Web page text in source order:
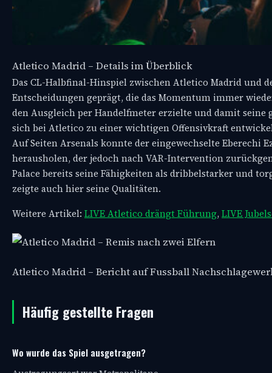
Atletico Madrid – Details im Überblick
Das CL-Halbfinal-Hinspiel zwischen Atletico Madrid und
Entscheidungen geprägt, die das Momentum immer
den Ausgleich per Handelfmeter erzielte und damit
sich bei Atletico zu einer wichtigen Offensivkraft
Auf Seiten Arsenals konnte der eingewechselte Eberechi
herausholen, der jedoch nach VAR-Intervention
Palace bereits seine Fähigkeiten als dribbelstarker und
zeigte auch hier seine Qualitäten.
Weitere Artikel: LIVE Atletico drängt Führung, LIVE
Atletico Madrid – Bericht auf Fussball
Häufig gestellte Fragen
Wo wurde das Spiel ausgetragen?